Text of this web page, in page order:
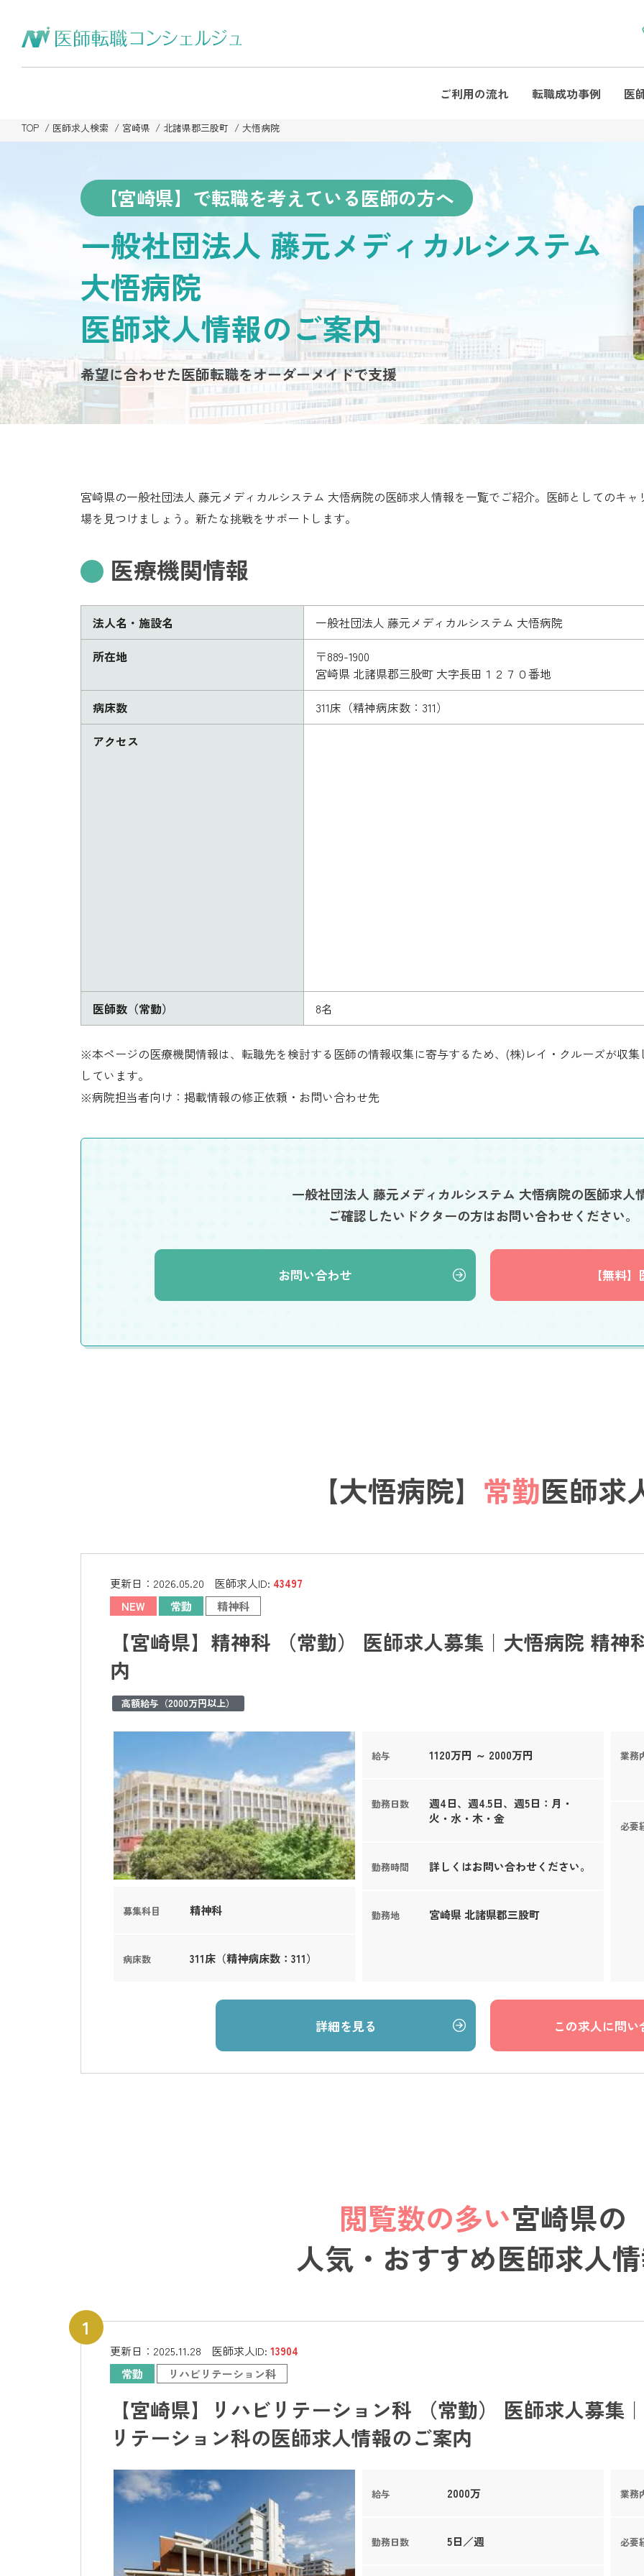
ご利用の流れ 転職成功事例 医
TOP 医師求人検索 宮崎県 北諸県郡三股町 大悟病院
【宮崎県】で転職を考えている医師の方へ
一般社団法人 藤元メディカルシステム
大悟病院
医師求人情報のご案内
希望に合わせた医師転職をオーダーメイドで支援
宮崎県の一般社団法人 藤元メディカルシステム 大悟病院の医師求人情報を一覧でご紹介。医師としてのキ
場を見つけましょう。新たな挑戦をサポートします。
医療機関情報
法人名・施設名
一般社団法人 藤元メディカルシステム 大悟病院
所在地
〒889-1900
宮崎県 北諸県郡三股町 大字長田１２７０番地
病床数
311床（精神病床数：311）
アクセス
医師数（常勤） 8名
※本ページの医療機関情報は、転職先を検討する医師の情報収集に寄与するため、(株)レイ・クルーズが収
しています。
※病院担当者向け：掲載情報の修正依頼・お問い合わせ先
一般社団法人 藤元メディカルシステム 大悟病院の医師求人
ご確認したいドクターの方はお問い合わせください。
お問い合わせ 【無料
【大悟病院】 常勤医師求
更新日： 2026.05.20 医師求人ID: 43497
NEW
常勤 精神科
【宮崎県】精神科 （常勤） 医師求人募集｜大悟病院 精
内
高額給与（2000万円以上）
募集科目 精神科
病床数 311床（精神病床数：311）
給与 1120万円 ～ 2000万円
勤務日数
週4日、週4.5日、週5日：月・
火・水・木・金
勤務時間 詳しくはお問い合わせください。
勤務地 宮崎県 北諸県郡三股町
業務
必要
詳細を見る この求人に問い
閲覧数の多い宮崎県の
人気・おすすめ医師求人
更新日： 2025.11.28 医師求人ID: 13904
常勤
リハビリテーション科
【宮崎県】リハビリテーション科 （常勤） 医師求人募集
リテーション科の医師求人情報のご案内
給与 2000万
勤務日数 5日／週
業務
必要